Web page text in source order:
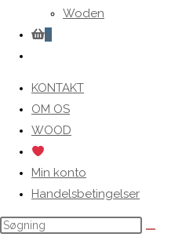
Woden
0
search
KONTAKT
OM OS
WOOD
Min konto
Handelsbetingelser